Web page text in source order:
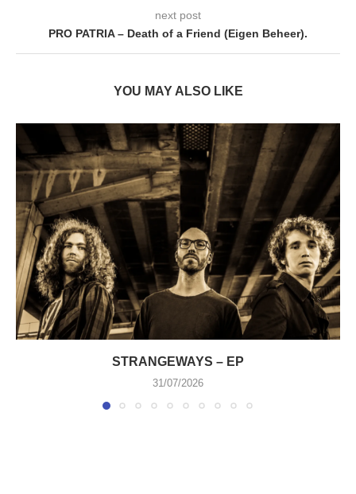
next post
PRO PATRIA – Death of a Friend (Eigen Beheer) .
YOU MAY ALSO LIKE
STRANGEWAYS – EP
31/07/2026